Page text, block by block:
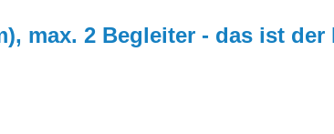
max. 2 Begleiter - das ist der